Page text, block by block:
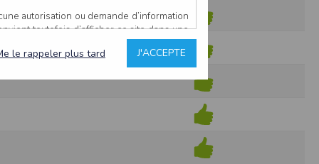
autorisation ou demande d’information
toutefois d’afficher ce site dans une
estime non conforme à l’objet du site
avoir fait l’objet de mises à jour. En
J'ACCEPTE
le rappeler plus tard